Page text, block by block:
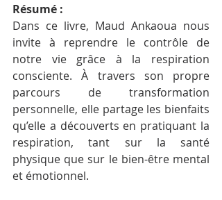
Résumé :
Dans ce livre, Maud Ankaoua nous
invite à reprendre le contrôle de
notre vie grâce à la respiration
consciente. À travers son propre
parcours de transformation
personnelle, elle partage les bienfaits
qu’elle a découverts en pratiquant la
respiration, tant sur la santé
physique que sur le bien-être mental
et émotionnel.